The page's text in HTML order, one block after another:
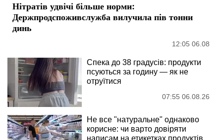
Нітратів удвічі більше норми:
Держпродспоживслужба вилучила пів тонни
динь
12:05 06.08
Спека до 38 градусів: продукти
псуються за годину — як не
отруїтися
07:55 06.08.26
Не все "натуральне" однаково
корисне: чи варто довіряти
написам на етикетках продуктів